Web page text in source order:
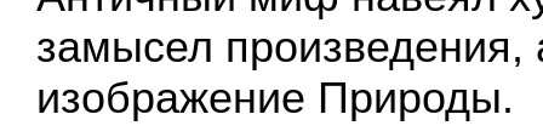
замысел произведения,
изображение Природы.